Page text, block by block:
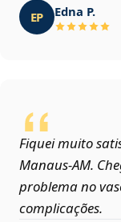
EP Edna P.
Fiquei muito
Manaus‑AM.
problema no
complicações.